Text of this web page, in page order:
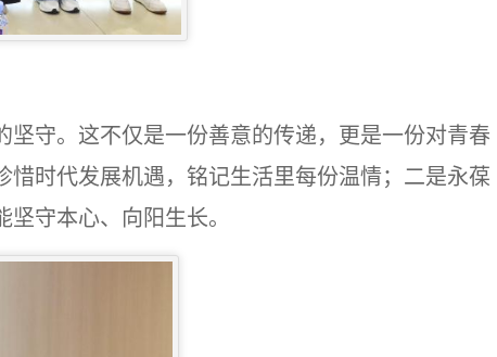
坚守。这不仅是一份善意的传递，更是一份对青春
时代发展机遇，铭记生活里每份温情；二是永葆
守本心、向阳生长。